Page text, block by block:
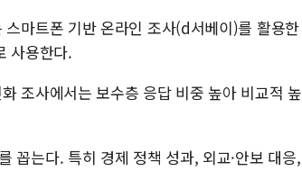
마트폰 기반 온라인 조사(d서베이)를 활용한
사용한다.
조사에서는 보수층 응답 비중 높아 비교적 높
꼽는다. 특히 경제 정책 성과, 외교·안보 대응,